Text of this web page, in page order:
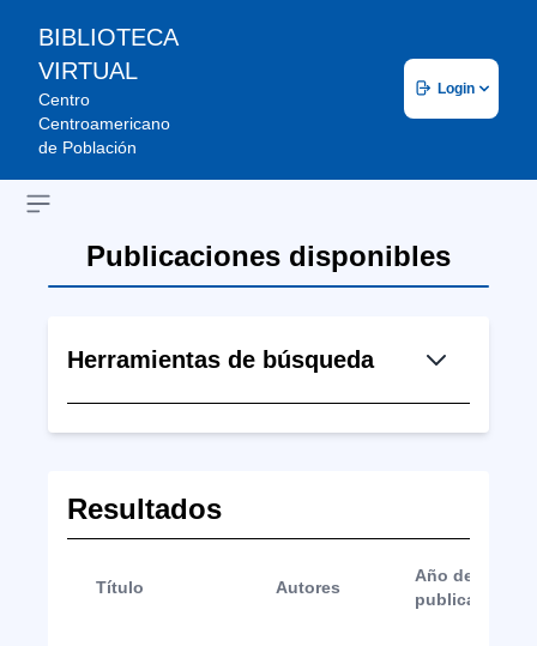
BIBLIOTECA
VIRTUAL
Centro
Centroamericano
de Población
Login
Open sidebar
Publicaciones disponibles
Herramientas de búsqueda
Resultados
Título Autores
Año de
publicación